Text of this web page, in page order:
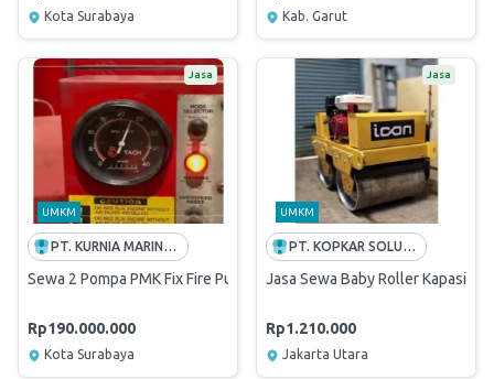
Kota Surabaya Kab. Garut
Jasa
UMKM
PT. KURNIA MARINA SEJATI
Sewa 2 Pompa PMK Fix Fire Pump 1500 GPM FT Sanggaran
Rp190.000.000
Kota Surabaya
Jasa
UMKM
PT. KOPKAR SOLUSI BERSAMA
Jasa Sewa Baby Roller
Rp1.210.000
Jakarta Utara